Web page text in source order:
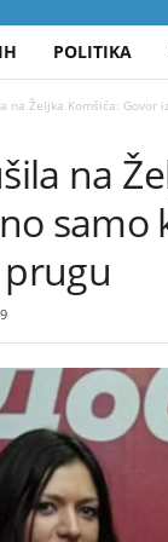
POLITIKA
na Željka Komšića: Govor
na
samo
9